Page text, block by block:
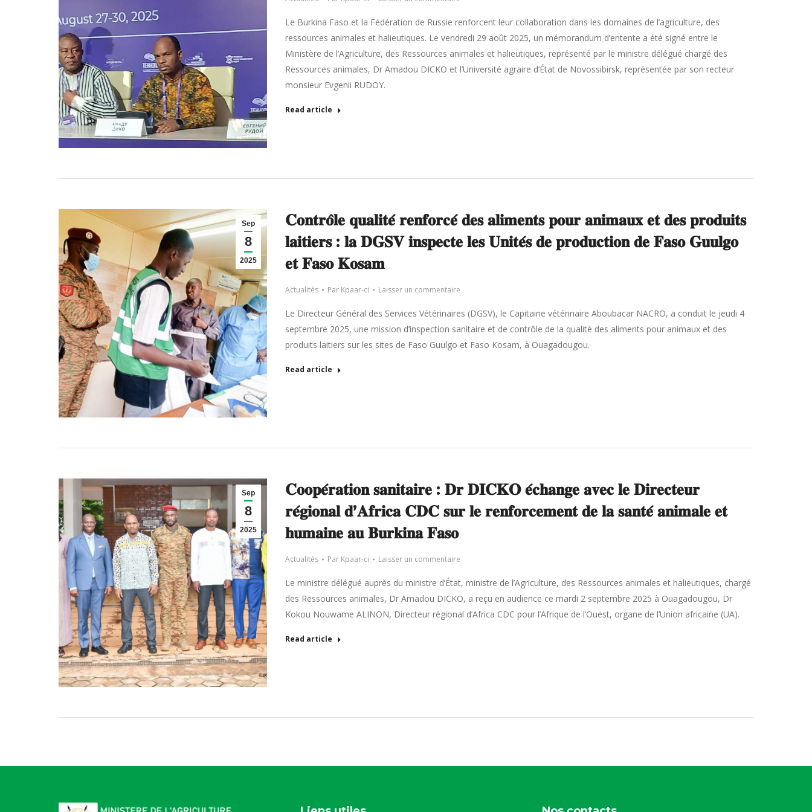
Le Burkina Faso et la Fédération de Russie renforcent leur collaboration dans les domaines de l’agriculture, des
ressources animales et halieutiques. Le vendredi 29 août 2025, un mémorandum d’entente a été signé entre le
Ministère de l’Agriculture, des Ressources animales et halieutiques, représenté par le ministre délégué chargé des
Ressources animales, Dr Amadou DICKO et l’Université agraire d’État de Novossibirsk, représentée par son recteur
monsieur Evgenii RUDOY.
Read article
Sep
8
2025
𝐂𝐨𝐧𝐭𝐫𝐨̂𝐥𝐞 𝐪𝐮𝐚𝐥𝐢𝐭𝐞́ 𝐫𝐞𝐧𝐟𝐨𝐫𝐜𝐞́ 𝐝𝐞𝐬 𝐚𝐥𝐢𝐦𝐞𝐧𝐭𝐬 𝐩𝐨𝐮𝐫 𝐚𝐧𝐢𝐦𝐚𝐮𝐱 𝐞𝐭 𝐝𝐞𝐬 𝐩𝐫𝐨𝐝𝐮𝐢𝐭𝐬
𝐥𝐚𝐢𝐭𝐢𝐞𝐫𝐬 : 𝐥𝐚 𝐃𝐆𝐒𝐕 𝐢𝐧𝐬𝐩𝐞𝐜𝐭𝐞 𝐥𝐞𝐬 𝐔𝐧𝐢𝐭𝐞́𝐬 𝐝𝐞 𝐩𝐫𝐨𝐝𝐮𝐜𝐭𝐢𝐨𝐧 𝐝𝐞 𝐅𝐚𝐬𝐨 𝐆𝐮𝐮𝐥𝐠𝐨
𝐞𝐭 𝐅𝐚𝐬𝐨 𝐊𝐨𝐬𝐚𝐦
Actualités Par Kpaar-ci Laisser un commentaire
Le Directeur Général des Services Vétérinaires (DGSV), le Capitaine vétérinaire Aboubacar NACRO, a conduit le jeudi 4
septembre 2025, une mission d’inspection sanitaire et de contrôle de la qualité des aliments pour animaux et des
produits laitiers sur les sites de Faso Guulgo et Faso Kosam, à Ouagadougou.
Read article
Sep
8
2025
𝐂𝐨𝐨𝐩𝐞́𝐫𝐚𝐭𝐢𝐨𝐧 𝐬𝐚𝐧𝐢𝐭𝐚𝐢𝐫𝐞 : 𝐃𝐫 𝐃𝐈𝐂𝐊𝐎 𝐞́𝐜𝐡𝐚𝐧𝐠𝐞 𝐚𝐯𝐞𝐜 𝐥𝐞 𝐃𝐢𝐫𝐞𝐜𝐭𝐞𝐮𝐫
𝐫𝐞́𝐠𝐢𝐨𝐧𝐚𝐥 𝐝’𝐀𝐟𝐫𝐢𝐜𝐚 𝐂𝐃𝐂 𝐬𝐮𝐫 𝐥𝐞 𝐫𝐞𝐧𝐟𝐨𝐫𝐜𝐞𝐦𝐞𝐧𝐭 𝐝𝐞 𝐥𝐚 𝐬𝐚𝐧𝐭𝐞́ 𝐚𝐧𝐢𝐦𝐚𝐥𝐞 𝐞𝐭
𝐡𝐮𝐦𝐚𝐢𝐧𝐞 𝐚𝐮 𝐁𝐮𝐫𝐤𝐢𝐧𝐚 𝐅𝐚𝐬𝐨
Actualités Par Kpaar-ci Laisser un commentaire
Le ministre délégué auprès du ministre d’État, ministre de l’Agriculture, des Ressources animales et halieutiques, chargé
des Ressources animales, Dr Amadou DICKO, a reçu en audience ce mardi 2 septembre 2025 à Ouagadougou, Dr
Kokou Nouwame ALINON, Directeur régional d’Africa CDC pour l’Afrique de l’Ouest, organe de l’Union africaine (UA).
Read article